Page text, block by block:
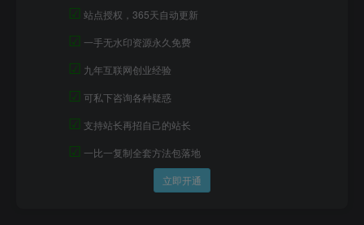
☑ 站点授权，365天自动更新
☑ 一手无水印资源永久免费
☑ 九年互联网创业经验
☑ 可私下咨询各种疑惑
☑ 支持站长再招自己的站长
☑ 一比一复制全套方法包落地
立即开通